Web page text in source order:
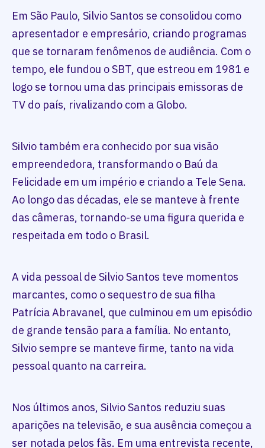
Em São Paulo, Silvio Santos se consolidou como
apresentador e empresário, criando programas
que se tornaram fenômenos de audiência. Com o
tempo, ele fundou o SBT, que estreou em 1981 e
logo se tornou uma das principais emissoras de
TV do país, rivalizando com a Globo.
Silvio também era conhecido por sua visão
empreendedora, transformando o Baú da
Felicidade em um império e criando a Tele Sena.
Ao longo das décadas, ele se manteve à frente
das câmeras, tornando-se uma figura querida e
respeitada em todo o Brasil.
A vida pessoal de Silvio Santos teve momentos
marcantes, como o sequestro de sua filha
Patrícia Abravanel, que culminou em um episódio
de grande tensão para a família. No entanto,
Silvio sempre se manteve firme, tanto na vida
pessoal quanto na carreira.
Nos últimos anos, Silvio Santos reduziu suas
aparições na televisão, e sua ausência começou a
ser notada pelos fãs. Em uma entrevista recente,